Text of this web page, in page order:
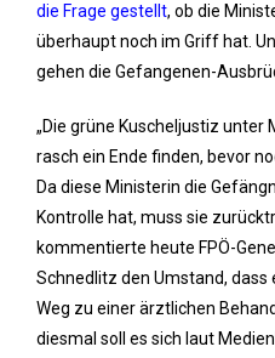
die Frage gestellt, ob die
überhaupt noch im Griff hat.
gehen die Gefangenen-
„Die grüne Kuscheljustiz unter
rasch ein Ende finden, bevor
Da diese Ministerin die
Kontrolle hat, muss sie
kommentierte heute FPÖ-
Schnedlitz den Umstand,
Weg zu einer ärztlichen
diesmal soll es sich laut